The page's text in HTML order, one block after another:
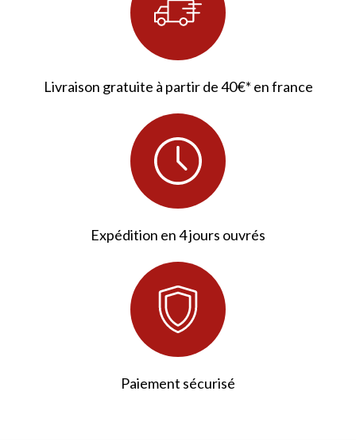
235 avis
Livraison gratuite à partir de 40€* en france
Expédition en 4 jours ouvrés
Paiement sécurisé